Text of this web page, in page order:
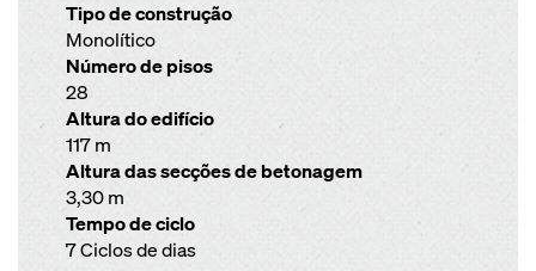
Tipo de construção
Monolítico
Número de pisos
28
Altura do edifício
117 m
Altura das secções de betonagem
3,30 m
Tempo de ciclo
7 Ciclos de dias